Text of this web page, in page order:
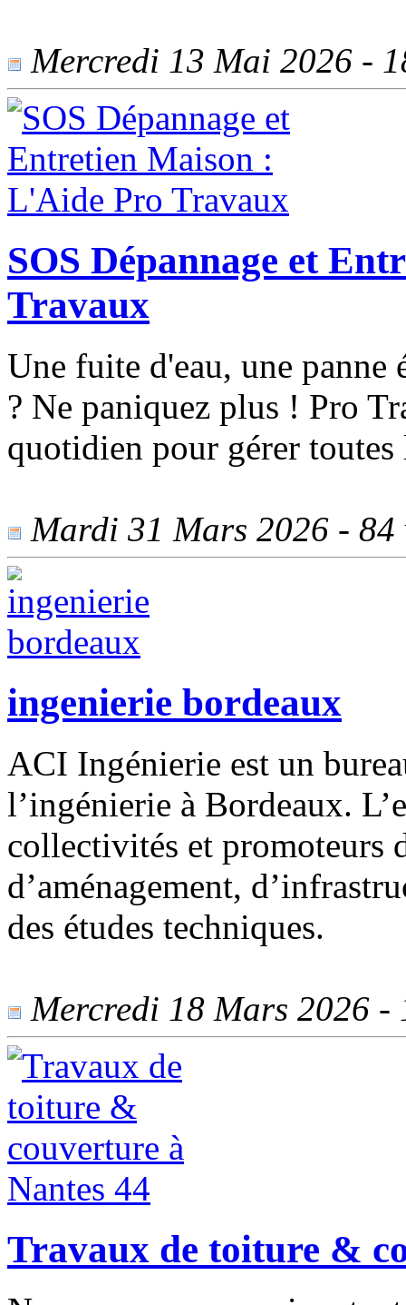
Mercredi 13 Mai 2026 -
SOS Dépannage et
Travaux
Une fuite d'eau, une panne
? Ne paniquez plus ! Pro
quotidien pour gérer toutes
Mardi 31 Mars 2026 - 84
ingenierie bordeaux
ACI Ingénierie est un
l’ingénierie à Bordeaux.
collectivités et promoteurs
d’aménagement,
des études techniques.
Mercredi 18 Mars 2026 -
Travaux de toiture &